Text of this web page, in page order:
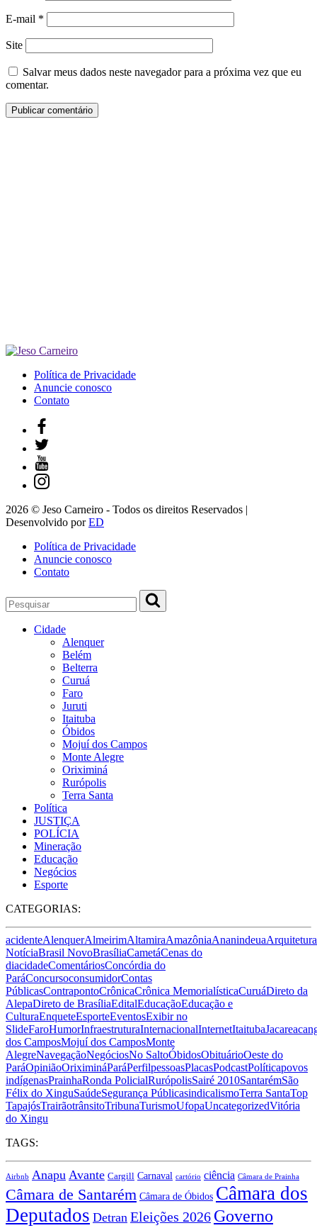
E-mail *
Site
Salvar meus dados neste navegador para a próxima vez que eu
comentar.
Política de Privacidade
Anuncie conosco
Contato
2026 © Jeso Carneiro - Todos os direitos Reservados |
Desenvolvido porED
Política de Privacidade
Anuncie conosco
Contato
Cidade
Alenquer
Belém
Belterra
Curuá
Faro
Juruti
Itaituba
Óbidos
Mojuí dos Campos
Monte Alegre
Oriximiná
Rurópolis
Terra Santa
Política
JUSTIÇA
POLÍCIA
Mineração
Educação
Negócios
Esporte
CATEGORIAS:
acidenteAlenquerAlmeirimAltamiraAmazôniaAnanindeuaArquitetura
NotíciaBrasil NovoBrasíliaCametáCenas do
diacidadeComentáriosConcórdia do
ParáConcursoconsumidorContas
PúblicasContrapontoCrônicaCrônica MemorialísticaCuruáDireto da
AlepaDireto de BrasíliaEditalEducaçãoEducação e
CulturaEnqueteEsporteEventosExibir no
SlideFaroHumorInfraestruturaInternacionalInternetItaituba
dos CamposMojuí dos CamposMonte
AlegreNavegaçãoNegóciosNo SaltoÓbidosObituárioOeste do
ParáOpiniãoOriximináParáPerfilpessoasPlacasPodcastPolíticapovos
indígenasPrainhaRonda PolicialRurópolisSairé 2010SantarémSão
Félix do XinguSaúdeSegurança PúblicasindicalismoTerra SantaTop
TapajósTrairãotrânsitoTribunaTurismoUfopaUncategorizedVitória
do Xingu
TAGS:
Airbnb Anapu Avante Cargill Carnaval cartório ciência Câmara de Prainha
Câmara de Santarém Câmara de Óbidos Câmara dos
Deputados Detran Eleições 2026 Governo